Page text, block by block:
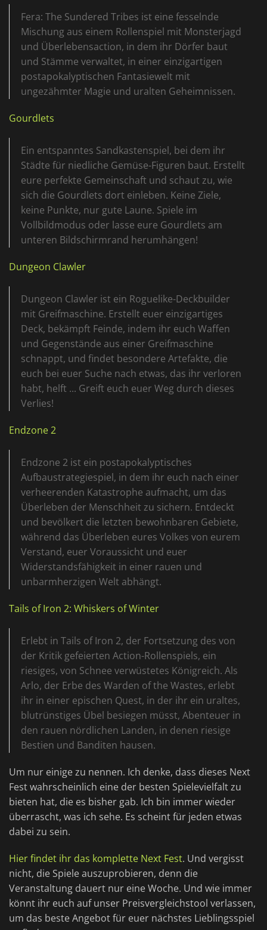
Fera: The Sundered Tribes ist eine fesselnde
Mischung aus einem Rollenspiel mit Monsterjagd
und Überlebensaction, in dem ihr Dörfer baut
und Stämme verwaltet, in einer einzigartigen
postapokalyptischen Fantasiewelt mit
ungezähmter Magie und uralten Geheimnissen.
Gourdlets
Ein entspanntes Sandkastenspiel, bei dem ihr
Städte für niedliche Gemüse-Figuren baut. Erstellt
eure perfekte Gemeinschaft und schaut zu, wie
sich die Gourdlets dort einleben. Keine Ziele,
keine Punkte, nur gute Laune. Spiele im
Vollbildmodus oder lasse eure Gourdlets am
unteren Bildschirmrand herumhängen!
Dungeon Clawler
Dungeon Clawler ist ein Roguelike-Deckbuilder
mit Greifmaschine. Erstellt euer einzigartiges
Deck, bekämpft Feinde, indem ihr euch Waffen
und Gegenstände aus einer Greifmaschine
schnappt, und findet besondere Artefakte, die
euch bei euer Suche nach etwas, das ihr verloren
habt, helft ... Greift euch euer Weg durch dieses
Verlies!
Endzone 2
Endzone 2 ist ein postapokalyptisches
Aufbaustrategiespiel, in dem ihr euch nach einer
verheerenden Katastrophe aufmacht, um das
Überleben der Menschheit zu sichern. Entdeckt
und bevölkert die letzten bewohnbaren Gebiete,
während das Überleben eures Volkes von eurem
Verstand, euer Voraussicht und euer
Widerstandsfähigkeit in einer rauen und
unbarmherzigen Welt abhängt.
Tails of Iron 2: Whiskers of Winter
Erlebt in Tails of Iron 2, der Fortsetzung des von
der Kritik gefeierten Action-Rollenspiels, ein
riesiges, von Schnee verwüstetes Königreich. Als
Arlo, der Erbe des Warden of the Wastes, erlebt
ihr in einer epischen Quest, in der ihr ein uraltes,
blutrünstiges Übel besiegen müsst, Abenteuer in
den rauen nördlichen Landen, in denen riesige
Bestien und Banditen hausen.
Um nur einige zu nennen. Ich denke, dass dieses Next
Fest wahrscheinlich eine der besten Spielevielfalt zu
bieten hat, die es bisher gab. Ich bin immer wieder
überrascht, was ich sehe. Es scheint für jeden etwas
dabei zu sein.
Hier findet ihr das komplette Next Fest. Und vergisst
nicht, die Spiele auszuprobieren, denn die
Veranstaltung dauert nur eine Woche. Und wie immer
könnt ihr euch auf unser Preisvergleichstool verlassen,
um das beste Angebot für euer nächstes Lieblingsspiel